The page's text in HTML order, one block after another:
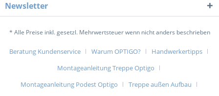
Newsletter
* Alle Preise inkl. gesetzl. Mehrwertsteuer wenn nicht anders beschrieben
Beratung Kundenservice Warum OPTIGO?
Handwerkertipps
Montageanleitung Treppe Optigo
Montageanleitung Podest Optigo
Treppe außen Aufbau